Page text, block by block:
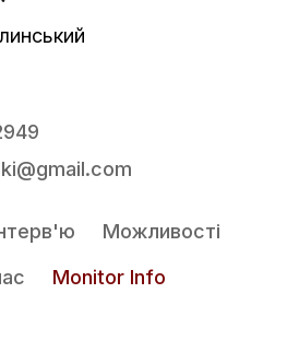
Можливості
Monitor Info